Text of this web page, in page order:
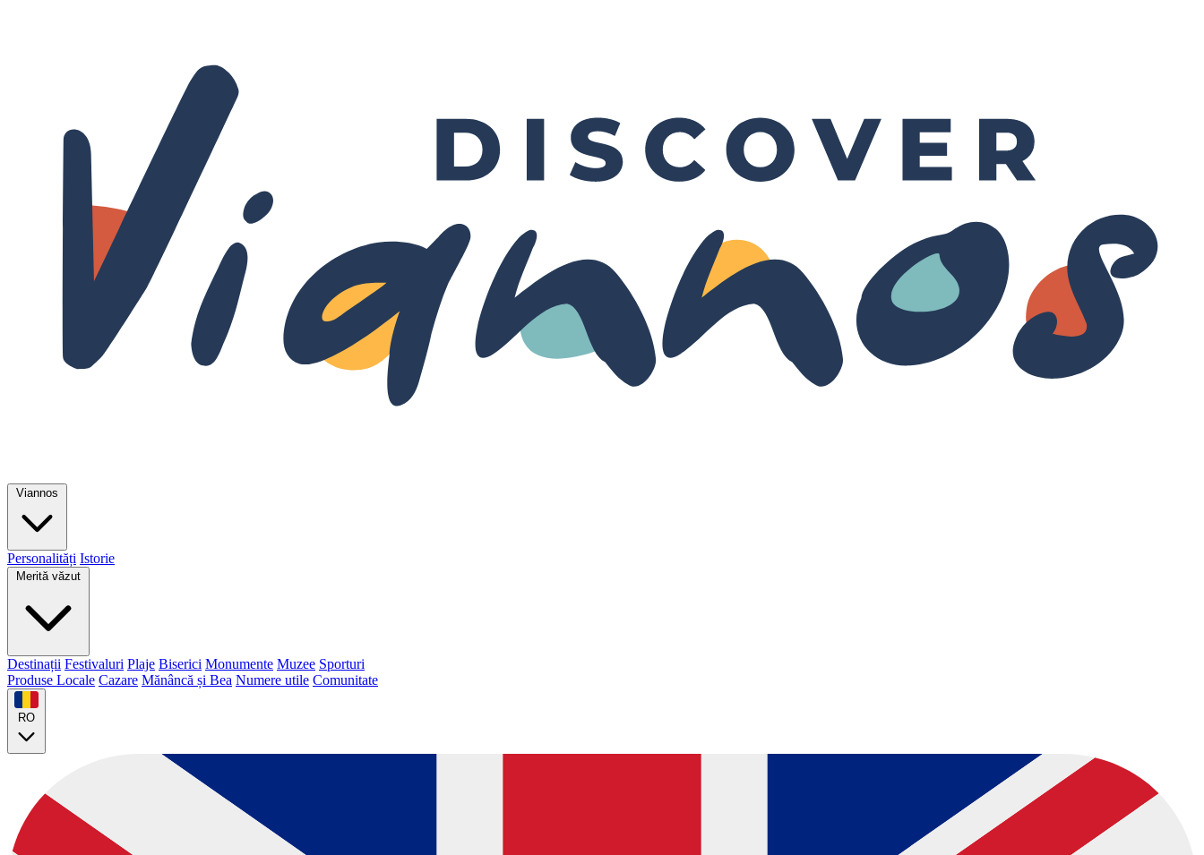
Viannos
Personalități Istorie
Merită văzut
Destinații Festivaluri Plaje Biserici Monumente Muzee Sporturi
Produse Locale Cazare Mănâncă și Bea Numere utile Comunitate
RO